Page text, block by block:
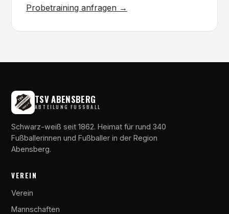
Probetraining anfragen →
TSV ABENSBERG
ABTEILUNG FUSSBALL
Schwarz-weiß seit 1862. Heimat für rund 340
Fußballerinnen und Fußballer in der Region
Abensberg.
VEREIN
Verein
Mannschaften